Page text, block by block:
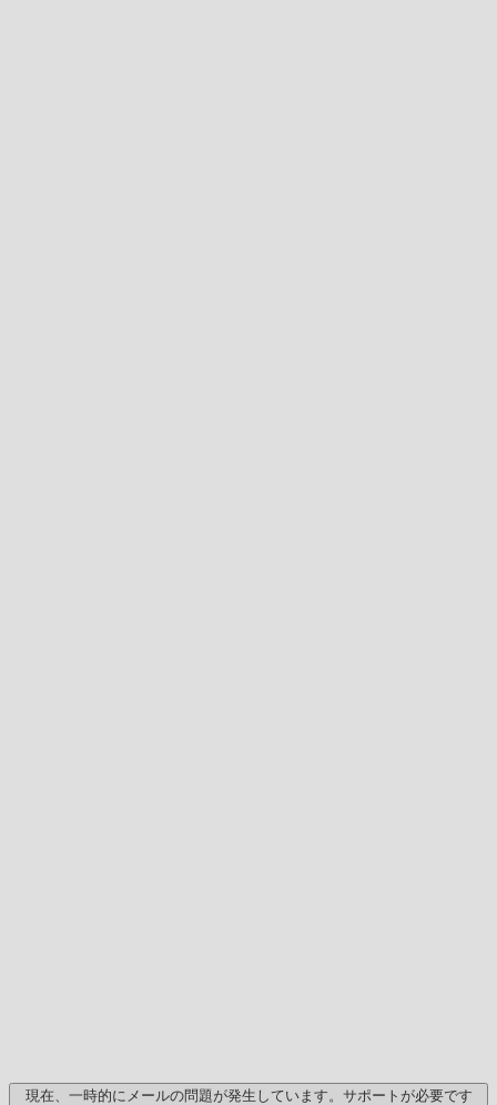
現在、一時的にメールの問題が発生しています。サポートが必要です